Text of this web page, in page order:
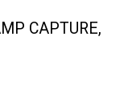
CAPTURE,